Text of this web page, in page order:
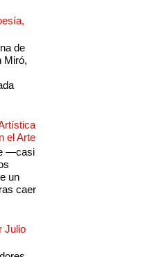
de
Miró,
el Arte
—casi
un
caer
Julio